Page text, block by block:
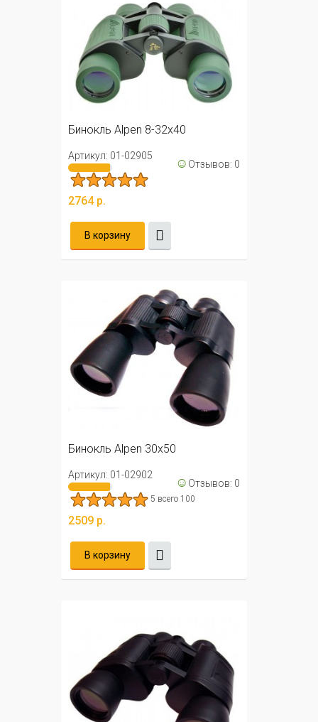
Бинокль Alpen 8-32x40
Артикул: 01-02905 ☺ Отзывов: 0
2764 р.
В корзину
Бинокль Alpen 30x50
Артикул: 01-02902 ☺ Отзывов: 0
5 всего 100
2509 р.
В корзину